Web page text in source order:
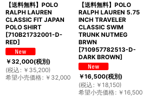
【送料無料】POLO
RALPH LAUREN
CLASSIC FIT JAPAN
POLO SHIRT
[710B21732001-D-
RED]
￥32,000(税別)
(税込 : ￥ 35,200)
希望小売価格: ￥ 32,000
【送料無料】POLO
RALPH LAUREN 5.75
INCH TRAVELER
CLASSIC SWIM
TRUNK NUTMEG
BRWN
[710957782513-D-
DARK BROWN]
￥16,500(税別)
(税込 : ￥ 18,150)
希望小売価格: ￥ 16,500